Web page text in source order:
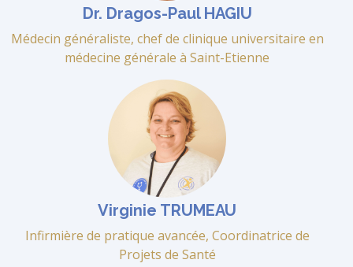
Dr. Dragos-Paul HAGIU
Médecin généraliste, chef de clinique universitaire en
médecine générale à Saint-Etienne
Virginie TRUMEAU
Infirmière de pratique avancée, Coordinatrice de
Projets de Santé